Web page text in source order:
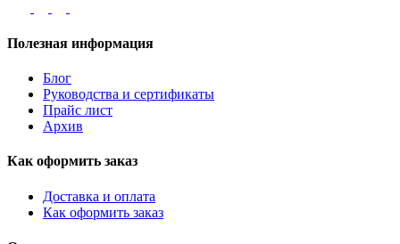
Полезная информация
Блог
Руководства и сертификаты
Прайс лист
Архив
Как оформить заказ
Доставка и оплата
Как оформить заказ